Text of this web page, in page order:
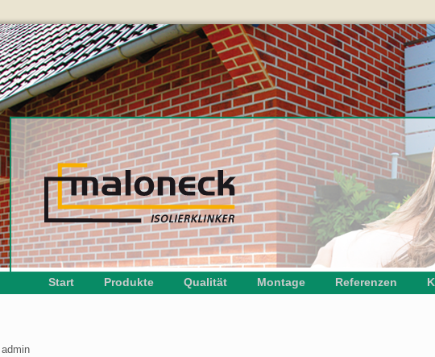
Start Produkte Qualität Montage Referenzen
admin